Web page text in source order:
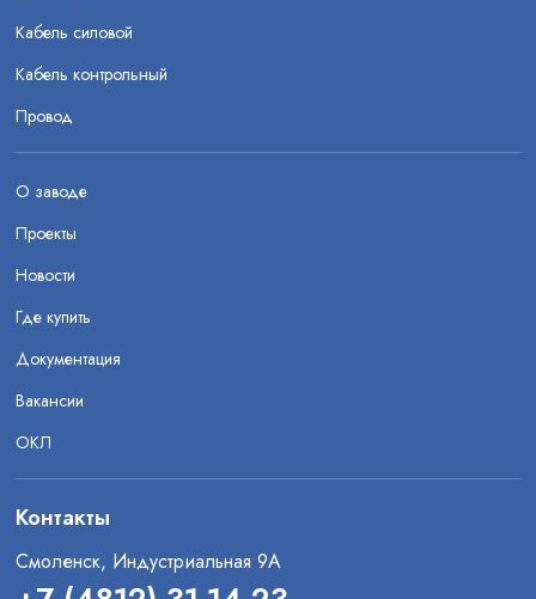
Кабель силовой
Кабель контрольный
Провод
О заводе
Проекты
Новости
Где купить
Документация
Вакансии
ОКЛ
Контакты
Смоленск, Индустриальная 9А